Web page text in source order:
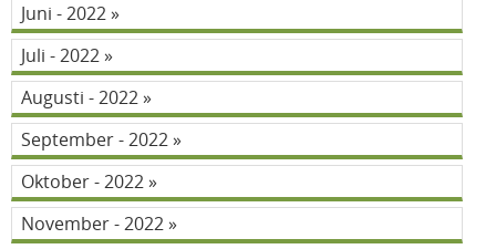
Juni - 2022
Juli - 2022
Augusti - 2022
September - 2022
Oktober - 2022
November - 2022